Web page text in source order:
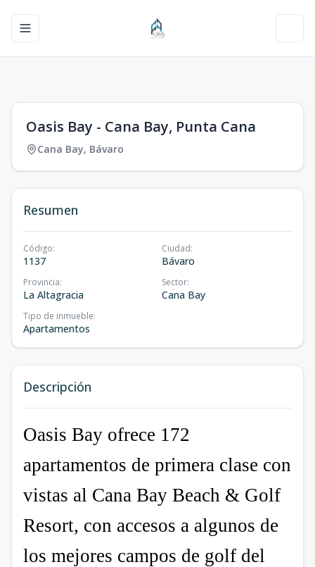
Toggle navigation menu
Oasis Bay - Cana Bay, Punta Cana
Cana Bay, Bávaro
Resumen
Código:
1137
Ciudad:
Bávaro
Provincia:
La Altagracia
Sector:
Cana Bay
Tipo de inmueble:
Apartamentos
Descripción
Oasis Bay ofrece 172
apartamentos de primera clase con
vistas al Cana Bay Beach & Golf
Resort, con accesos a algunos de
los mejores campos de golf del